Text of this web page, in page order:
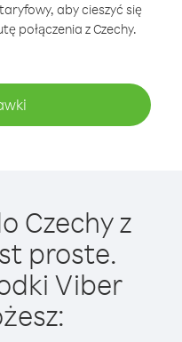
aby cieszyć się
połączenia z Czechy.
Czechy z
proste.
Viber